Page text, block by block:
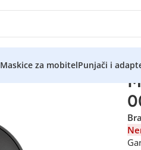
Maskice za mobitelPunjači i